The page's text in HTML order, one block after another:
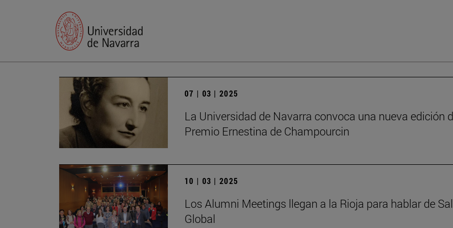
07 | 03 | 2025
La Universidad de Navarra convoca una nueva edición
Premio Ernestina de Champourcin
10 | 03 | 2025
Los Alumni Meetings llegan a la Rioja para hablar de
Global